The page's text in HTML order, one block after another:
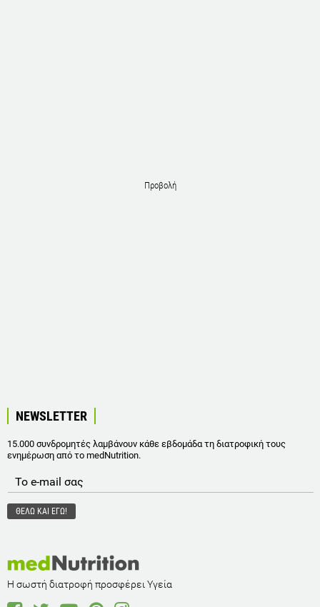
Προβολή
NEWSLETTER
15.000 συνδρομητές λαμβάνουν κάθε εβδομάδα τη διατροφική τους
ενημέρωση από το medNutrition.
Η σωστή διατροφή προσφέρει Υγεία